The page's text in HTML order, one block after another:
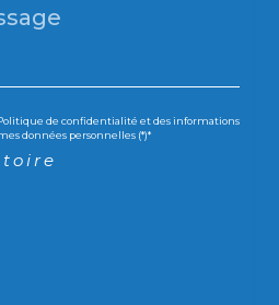
de confidentialité et des informations
données personnelles (*)*